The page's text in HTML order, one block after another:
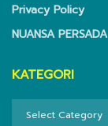
Privacy Policy
NUANSA PERSADA
KATEGORI